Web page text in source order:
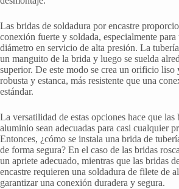
Las bridas de soldadura por encastre
conexión fuerte y soldada, especialmente para
diámetro en servicio de alta presión. La
un manguito de la brida y luego se suelda
superior. De este modo se crea un orificio liso
robusta y estanca, más resistente que una
estándar.
La versatilidad de estas opciones hace que las
aluminio sean adecuadas para casi cualquier
Entonces, ¿cómo se instala una brida de
de forma segura? En el caso de las bridas
un apriete adecuado, mientras que las bridas
encastre requieren una soldadura de filete de
garantizar una conexión duradera y segura.